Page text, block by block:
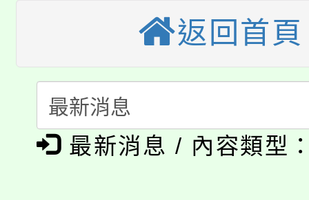
半價優惠，詳情可洽有
份教師增能研習
大溪自造教育及科技
份教師研習
淨零綠生活教案入校路
會
115年食農教育專業人
程
「本色祭」8/29、30在
場熱烈登場!
8/21下午1時於龍潭區
返回首頁
最新消息 / 內容類型